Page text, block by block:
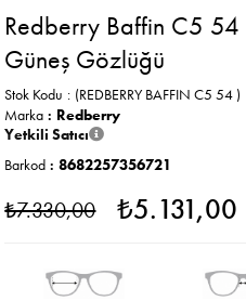
Redberry Baffin C5 54
Güneş Gözlüğü
(REDBERRY BAFFIN C5 54 )
Stok Kodu
Marka : Redberry
Yetkili Satıcı
Barkod : 8682257356721
₺7.330,00 ₺5.131,00